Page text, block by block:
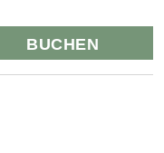
BUCHEN